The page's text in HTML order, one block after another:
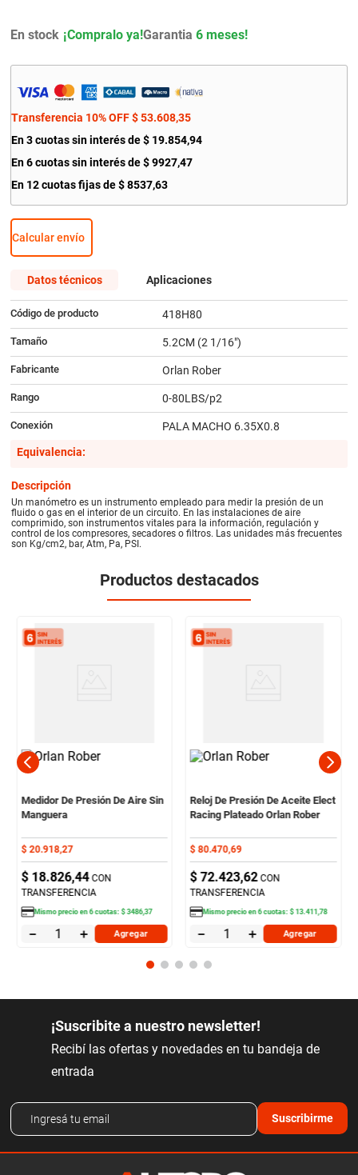
En stock Garantia 6 meses!
Transferencia 10% OFF $ 53.608,35
En 3 cuotas sin interés de $ 19.854,94
En 6 cuotas sin interés de$ 9927,47
En 12 cuotas fijas de $ 8537,63
Calcular envío
Datos técnicos Aplicaciones
Código de producto 418H80
Tamaño 5.2CM (2 1/16")
Fabricante Orlan Rober
Rango 0-80LBS/p2
Conexión
PALA MACHO 6.35X0.8
Equivalencia:
Descripción
Un manómetro es un instrumento empleado para medir la presión de un
fluido o gas en el interior de un circuito. En las instalaciones de aire
comprimido, son instrumentos vitales para la información, regulación y
control de los compresores, secadores o filtros. Las unidades más frecuentes
son Kg/cm2, bar, Atm, Pa, PSI.
Productos destacados
Medidor De Presión De Aire Sin
Manguera
$ 20.918,27
$ 18.826,44 CON
TRANSFERENCIA
Mismo precio en6cuotas:$ 3486,37
＋
－ Agregar
Reloj De Presión De Aceite Elect
Racing Plateado Orlan Rober
$ 80.470,69
$ 72.423,62 CON
TRANSFERENCIA
Mismo precio en6cuotas:$ 13.411 ,78
＋
－ Agregar
¡Suscribite a nuestro newsletter!
Recibí las ofertas y novedades en tu bandeja de
entrada
Suscribirme
10 . renault